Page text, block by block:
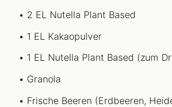
2 EL Nutella Plant Based
1 EL Kakaopulver
1 EL Nutella Plant Based (zum
Granola
Frische Beeren (Erdbeeren,